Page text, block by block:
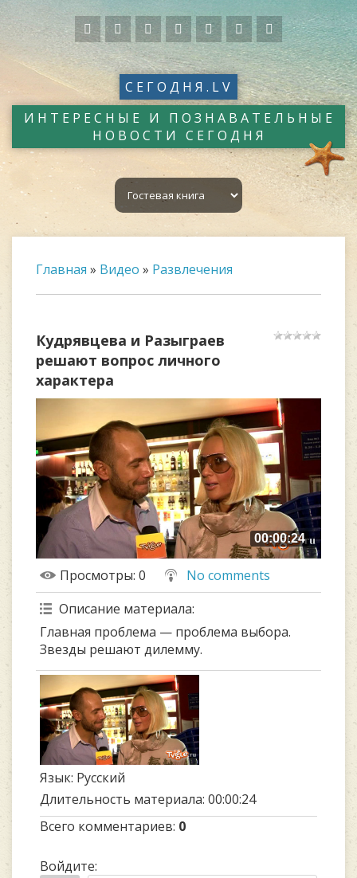
СЕГОДНЯ.LV
ИНТЕРЕСНЫЕ И ПОЗНАВАТЕЛЬНЫЕ
НОВОСТИ СЕГОДНЯ
Главная » Видео » Развлечения
Кудрявцева и Разыграев
решают вопрос личного
характера
00:00:24
Просмотры: 0
No comments
Описание материала:
Главная проблема — проблема выбора.
Звезды решают дилемму.
Язык: Русский
Длительность материала: 00:00:24
Всего комментариев: 0
Войдите: